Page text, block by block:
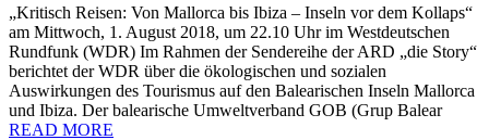
„Kritisch Reisen: Von Mallorca bis Ibiza – Inseln vor dem Kollaps“
am Mittwoch, 1. August 2018, um 22.10 Uhr im Westdeutschen
Rundfunk (WDR) Im Rahmen der Sendereihe der ARD „die Story“
berichtet der WDR über die ökologischen und sozialen
Auswirkungen des Tourismus auf den Balearischen Inseln Mallorca
und Ibiza. Der balearische Umweltverband GOB (Grup Balear
READ MORE